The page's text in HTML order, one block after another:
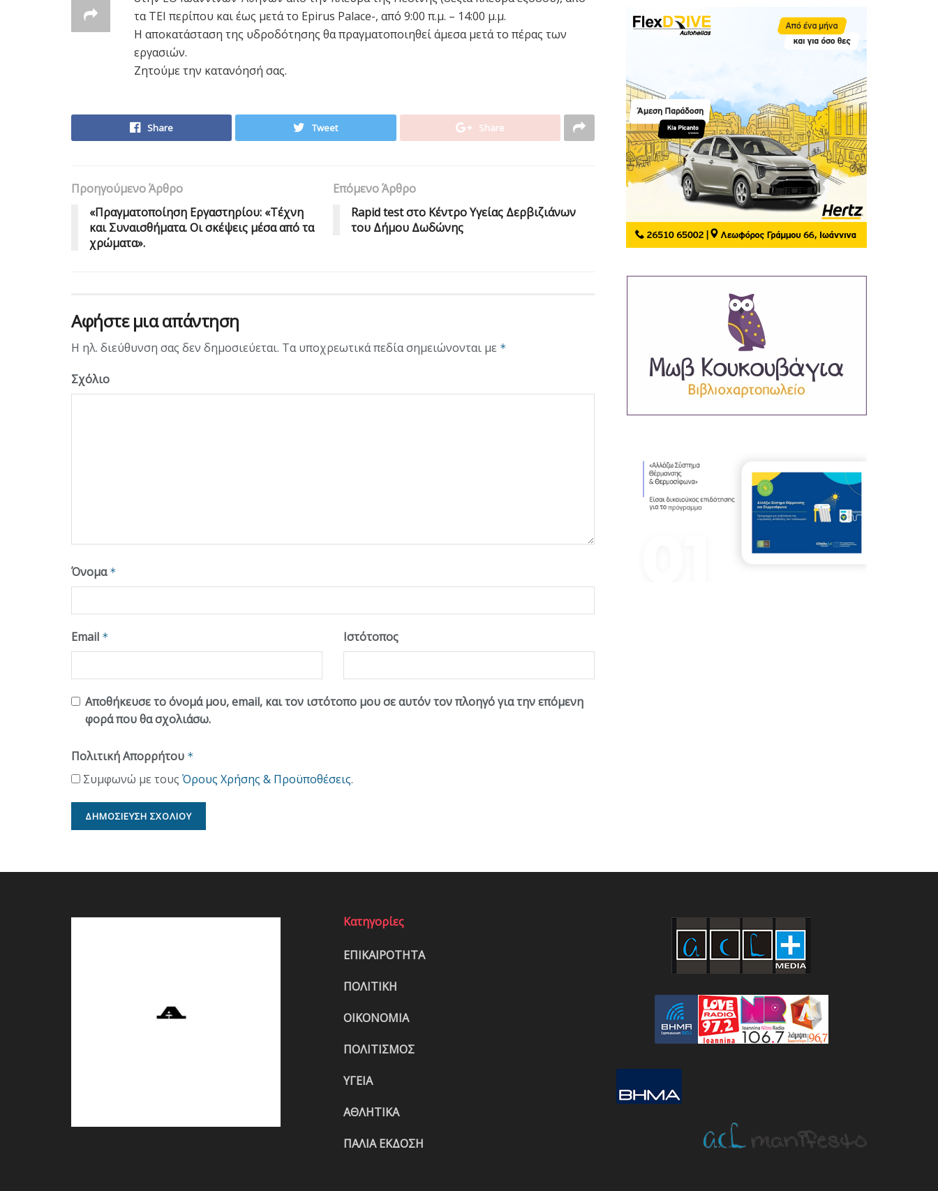
τα ΤΕΙ περίπου και έως μετά το Epirus Palace-, από 9:00 π.μ. – 14:00 μ.μ.
Η αποκατάσταση της υδροδότησης θα πραγματοποιηθεί άμεσα μετά το πέρας των
εργασιών.
Ζητούμε την κατανόησή σας.
Share Tweet Share
Προηγούμενο Άρθρο
«Πραγματοποίηση Εργαστηρίου: «Τέχνη
και Συναισθήματα. Οι σκέψεις μέσα από τα
χρώματα».
Επόμενο Άρθρο
Rapid test στο Κέντρο Υγείας Δερβιζιάνων
του Δήμου Δωδώνης
Αφήστε μια απάντηση
Η ηλ. διεύθυνση σας δεν δημοσιεύεται. Τα υποχρεωτικά πεδία σημειώνονται με *
Σχόλιο
Όνομα *
Email * Ιστότοπος
Αποθήκευσε το όνομά μου, email, και τον ιστότοπο μου σε αυτόν τον πλοηγό για την επόμενη
φορά που θα σχολιάσω.
Πολιτική Απορρήτου *
Συμφωνώ με τους Όρους Χρήσης & Προϋποθέσεις.
Κατηγορίες
ΕΠΙΚΑΙΡΟΤΗΤΑ
ΠΟΛΙΤΙΚΗ
ΟΙΚΟΝΟΜΙΑ
ΠΟΛΙΤΙΣΜΟΣ
ΥΓΕΙΑ
ΑΘΛΗΤΙΚΑ
ΠΑΛΙΑ ΕΚΔΟΣΗ